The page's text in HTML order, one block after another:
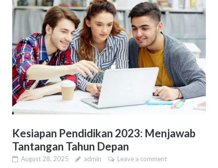
Kesiapan Pendidikan 2023: Menjawab
Tantangan Tahun Depan
August 28, 2025 admin Leave a comment